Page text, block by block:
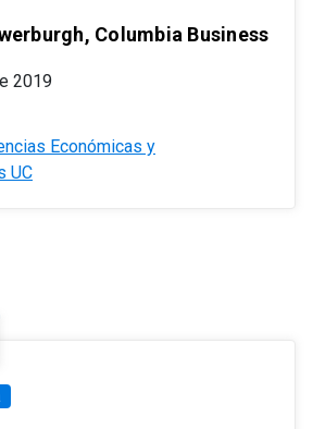
Columbia Business
2019
Económicas y
UC